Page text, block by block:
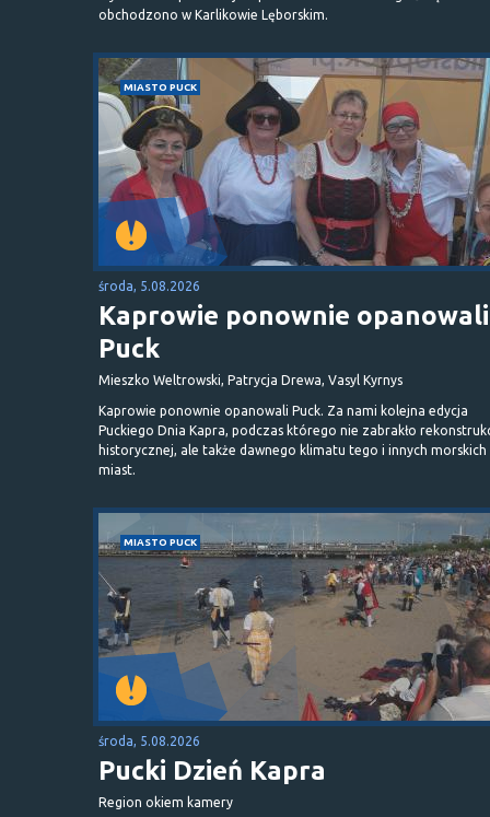
obchodzono w Karlikowie Lęborskim.
MIASTO PUCK
środa, 5.08.2026
Kaprowie ponownie opanowali
Puck
Mieszko Weltrowski, Patrycja Drewa, Vasyl Kyrnys
Kaprowie ponownie opanowali Puck. Za nami kolejna edycja
Puckiego Dnia Kapra, podczas którego nie zabrakło
historycznej, ale także dawnego klimatu tego i innych morskich
miast.
MIASTO PUCK
środa, 5.08.2026
Pucki Dzień Kapra
Region okiem kamery